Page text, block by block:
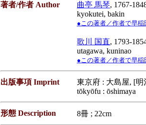
著者/作者 Author 曲亭 馬琴, 1767-
kyokutei, bakin
●この著者／作者で早稲
歌川 国直, 1793-
utagawa, kuninao
●この著者／作者で早稲
出版事項 Imprint
東京府 : 大島屋, [明
tōkyōfu : ōshimaya
形態 Description 8冊 ; 22cm